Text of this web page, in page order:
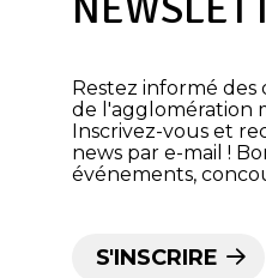
Restez informé
de l'agglomération
Inscrivez-vous et
news par e-mail !
événements,
S'INSCRIRE